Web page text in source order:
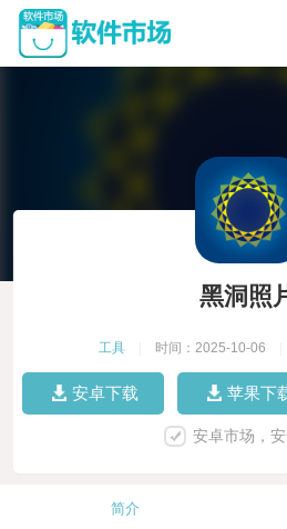
黑洞照
工具 时间：2025-10-06
安卓下载 苹果下
安卓市场，
简介